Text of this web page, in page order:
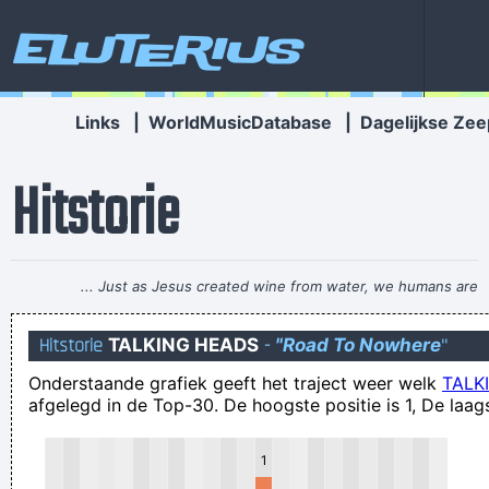
Eluterius
Links WorldMusicDatabase Dagelijkse
Hitstorie
... Just as Jesus created wine from water, we humans are
capable on transmuting emotion into music..~ Carlos Santana
hoge bomen laten veel windjes
Het was ook 100% de bedoeling om het een beetje stom aan
te brengen hihihi!
Wat vindt Limburg van staatsiegeld op blique en plastique?
Hitstorie TALKING HEADS - "Road To Nowhere"
Onderstaande grafiek geeft het traject weer welk
afgelegd in de Top-30. De hoogste positie is 1, De
1